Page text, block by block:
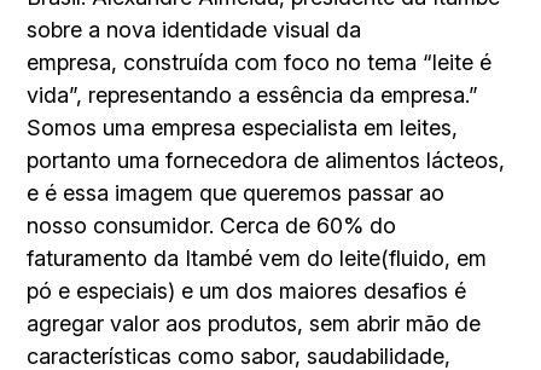
sobre a nova identidade visual da
empresa, construída com foco no tema “leite é
vida”, representando a essência da empresa.”
Somos uma empresa especialista em leites,
portanto uma fornecedora de alimentos lácteos,
e é essa imagem que queremos passar ao
nosso consumidor. Cerca de 60% do
faturamento da Itambé vem do leite(fluido, em
pó e especiais) e um dos maiores desafios é
agregar valor aos produtos, sem abrir mão de
características como sabor, saudabilidade,